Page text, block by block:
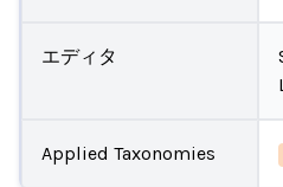
エディタ
Applied Taxonomies